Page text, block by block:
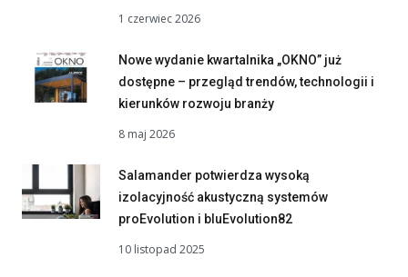
1 czerwiec 2026
Nowe wydanie kwartalnika „OKNO” już
dostępne – przegląd trendów, technologii i
kierunków rozwoju branży
8 maj 2026
Salamander potwierdza wysoką
izolacyjność akustyczną systemów
proEvolution i bluEvolution82
10 listopad 2025